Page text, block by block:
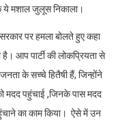
ये मशाल जुलूस निकाला।
पर हमला बोलते हुए कहा
आप पार्टी की लोकप्रियता से
के सच्चे हितैषी हैं, जिन्होंने
मदद पहुंचाई ,जिनके पास मदद
का काम किया। ऐसे में उन